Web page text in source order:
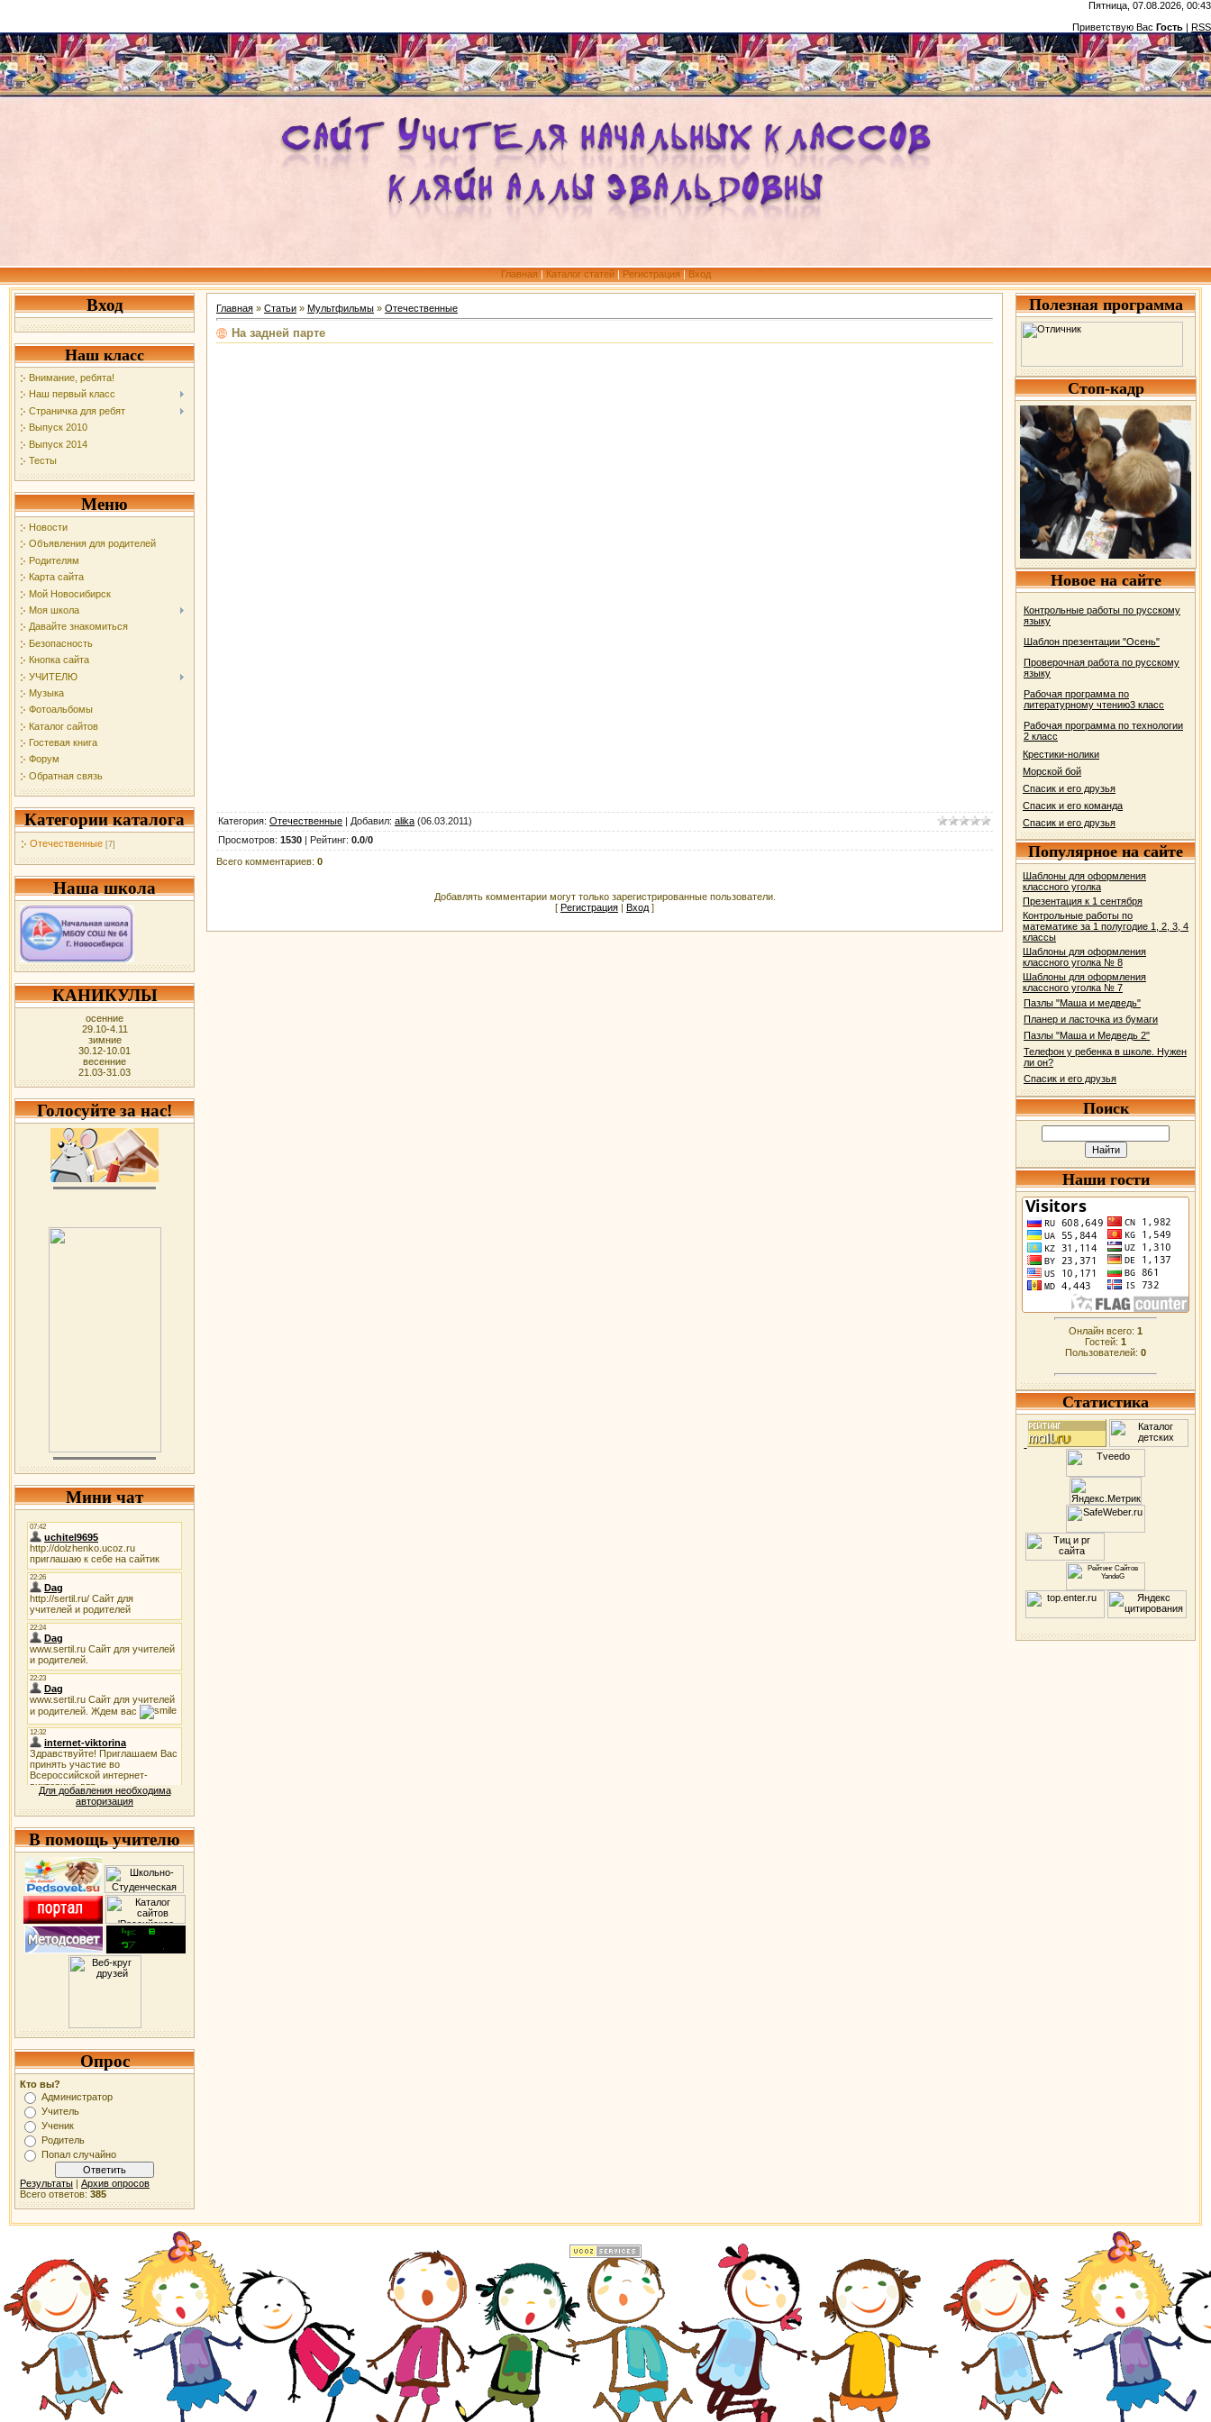
Пятница, 07.08.2026, 00:43
Приветствую Вас Гость | RSS
Главная | Каталог статей | Регистрация | Вход
Вход
Наш класс
Внимание, ребята!
Наш первый класс
Страничка для ребят
Выпуск 2010
Выпуск 2014
Тесты
Меню
Новости
Объявления для родителей
Родителям
Карта сайта
Мой Новосибирск
Моя школа
Давайте знакомиться
Безопасность
Кнопка сайта
УЧИТЕЛЮ
Музыка
Фотоальбомы
Каталог сайтов
Гостевая книга
Форум
Обратная связь
Категории каталога
Отечественные [7]
Наша школа
КАНИКУЛЫ
осенние
29.10-4.11
зимние
30.12-10.01
весенние
21.03-31.03
Голосуйте за нас!
Мини чат
Для добавления необходима
авторизация
В помощь учителю
Опрос
Кто вы?
Администратор
Учитель
Ученик
Родитель
Попал случайно
Результаты | Архив опросов
Всего ответов: 385
Главная » Статьи » Мультфильмы » Отечественные
На задней парте
Категория: Отечественные | Добавил: alika (06.03.2011)
Просмотров: 1530 | Рейтинг: 0.0/0
Всего комментариев: 0
Добавлять комментарии могут только зарегистрированные пользователи.
[ Регистрация | Вход ]
Полезная программа
Стоп-кадр
Новое на сайте
Контрольные работы по русскому
языку
Шаблон презентации "Осень"
Проверочная работа по русскому
языку
Рабочая программа по
литературному чтению3 класс
Рабочая программа по технологии
2 класс
Крестики-нолики
Морской бой
Спасик и его друзья
Спасик и его команда
Спасик и его друзья
Популярное на сайте
Шаблоны для оформления
классного уголка
Презентация к 1 сентября
Контрольные работы по
математике за 1 полугодие 1, 2, 3, 4
классы
Шаблоны для оформления
классного уголка № 8
Шаблоны для оформления
классного уголка № 7
Пазлы "Маша и медведь"
Планер и ласточка из бумаги
Пазлы "Маша и Медведь 2"
Телефон у ребенка в школе. Нужен
ли он?
Спасик и его друзья
Поиск
Наши гости
Онлайн всего: 1
Гостей: 1
Пользователей: 0
Статистика